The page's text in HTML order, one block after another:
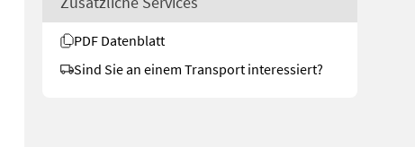
PDF Datenblatt
Sind Sie an einem Transport interessiert?